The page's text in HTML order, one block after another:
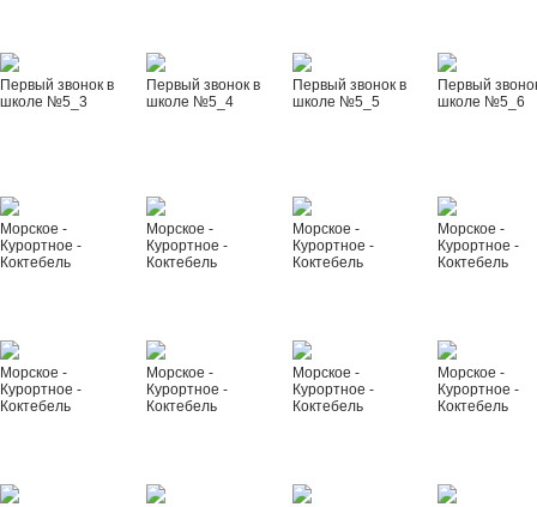
Первый звонок в
школе №5_3
Первый звонок в
школе №5_4
Первый звонок в
школе №5_5
Первый
школе №5_6
Морское -
Курортное -
Коктебель
Морское -
Курортное -
Коктебель
Морское -
Курортное -
Коктебель
Морское -
Курортное -
Коктебель
Морское -
Курортное -
Коктебель
Морское -
Курортное -
Коктебель
Морское -
Курортное -
Коктебель
Морское -
Курортное -
Коктебель